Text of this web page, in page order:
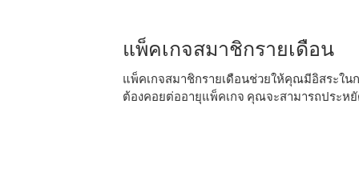
แพ็คเกจสมาชิกรายเดือน
แพ็คเกจสมาชิกรายเดือนช่วยให้คุณมีอิสระใ
ต้องคอยต่ออายุแพ็คเกจ คุณจะสามารถประ